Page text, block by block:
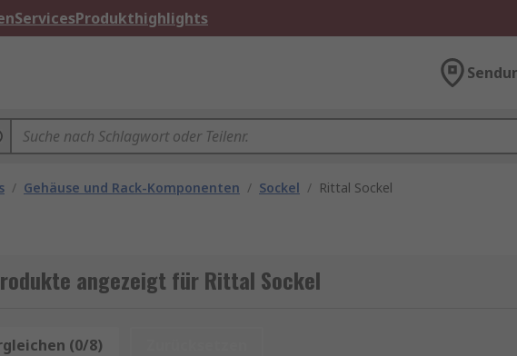
ServicesProdukthighlights
/ Gehäuse und Rack-Komponenten / Sockel / Rittal Sockel
angezeigt für Rittal Sockel
(0/8)